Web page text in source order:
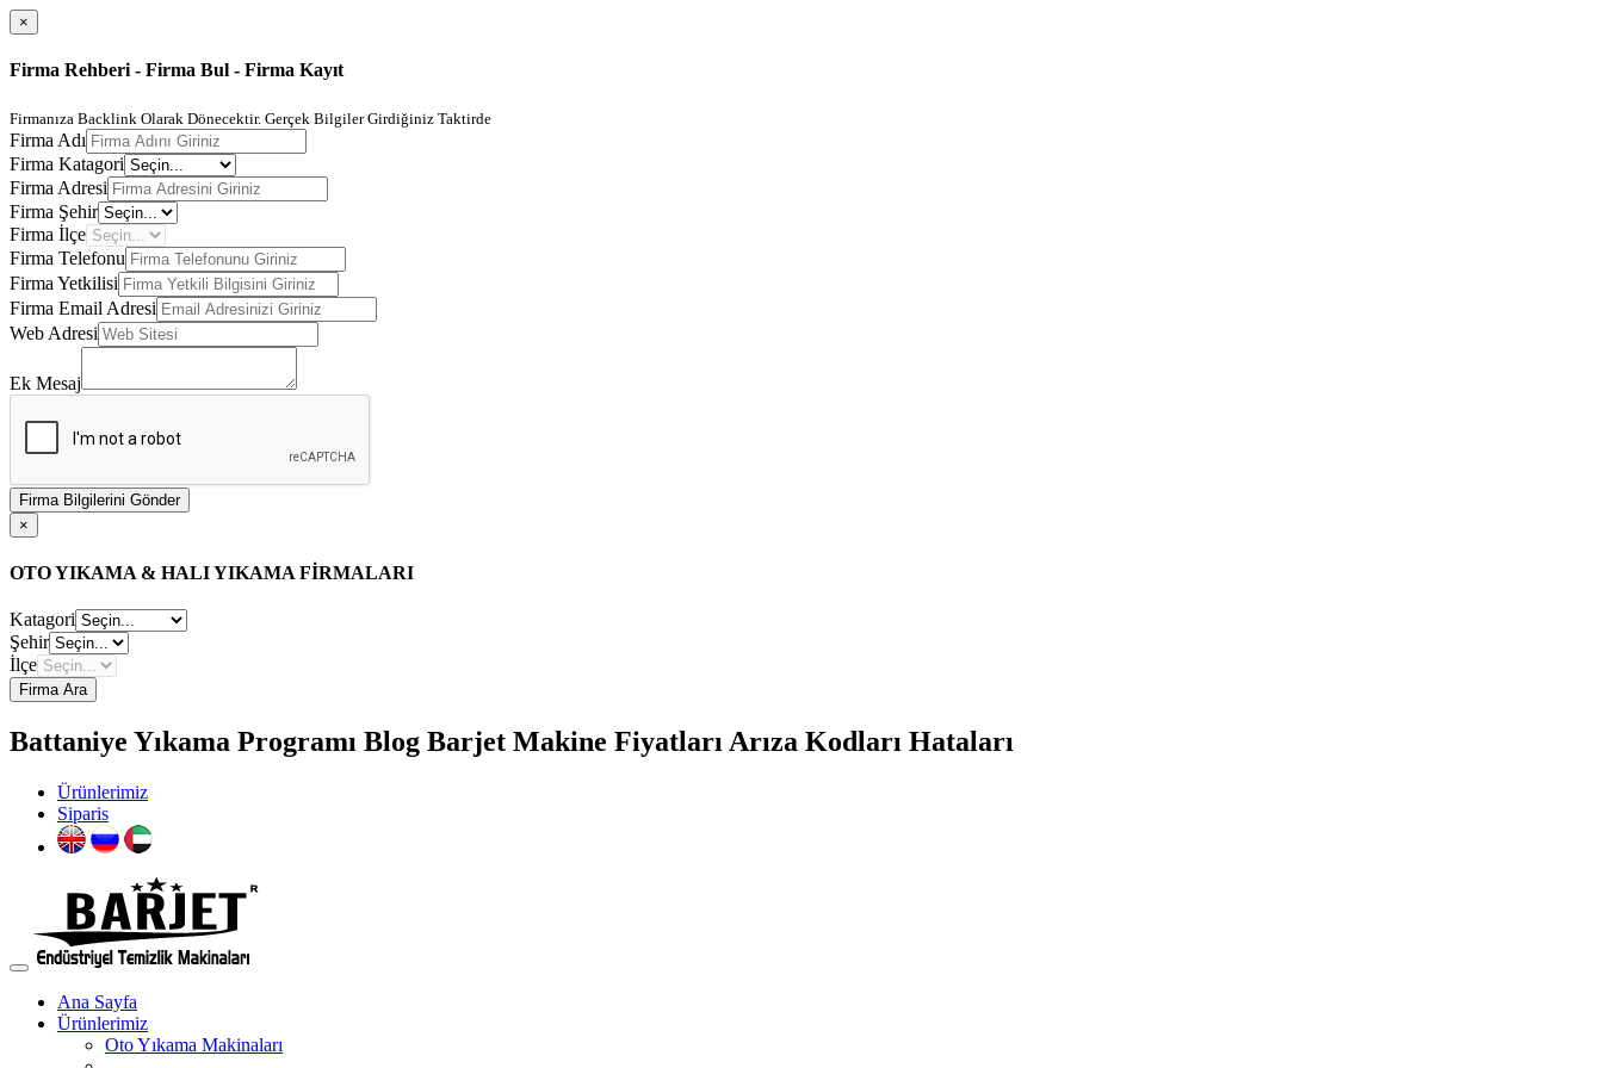
×
Firma Rehberi - Firma Bul - Firma Kayıt
Firmanıza Backlink Olarak Dönecektir. Gerçek Bilgiler Girdiğiniz Taktirde
Firma Adı
Firma Katagori
Firma Adresi
Firma Şehir
Firma İlçe
Firma Telefonu
Firma Yetkilisi
Firma Email Adresi
Web Adresi
Ek Mesaj
Firma Bilgilerini Gönder
×
OTO YIKAMA & HALI YIKAMA FİRMALARI
Katagori
Şehir
İlçe
Firma Ara
Battaniye Yıkama Programı Blog Barjet Makine Fiyatları Arıza Kodları Hataları
Ürünlerimiz
Siparis
Ana Sayfa
Ürünlerimiz
Oto Yıkama Makinaları